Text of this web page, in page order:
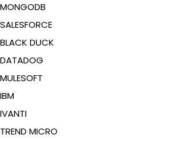
MONGODB
SALESFORCE
BLACK DUCK
DATADOG
MULESOFT
IBM
IVANTI
TREND MICRO